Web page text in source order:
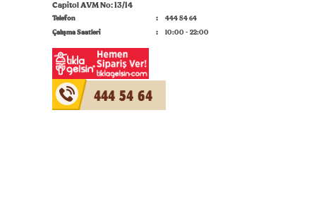
Capitol AVM No: 13/14
Telefon
444 54 64
Çalışma Saatleri
10:00 - 22:00
444 54 64